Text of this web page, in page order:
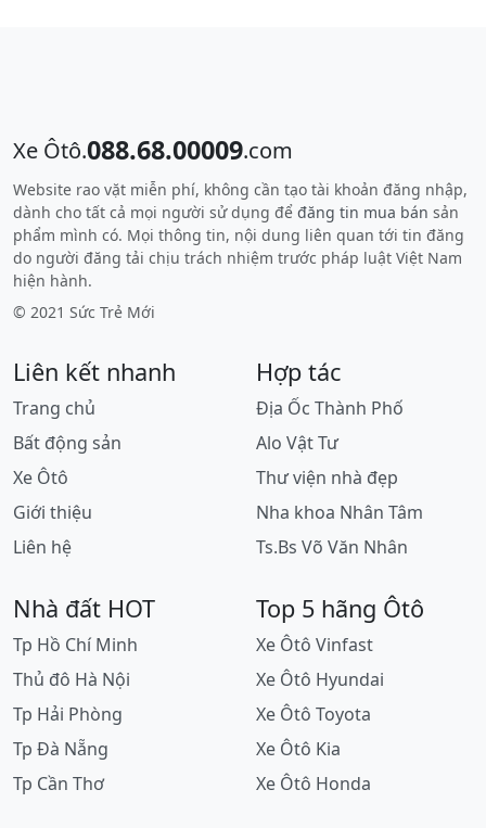
Xe Ôtô.088.68.00009.com
Website rao vặt miễn phí, không cần tạo tài khoản đăng nhập,
dành cho tất cả mọi người sử dụng để đăng tin mua bán sản
phẩm mình có. Mọi thông tin, nội dung liên quan tới tin đăng
do người đăng tải chịu trách nhiệm trước pháp luật Việt Nam
hiện hành.
© 2021 Sức Trẻ Mới
Liên kết nhanh
Trang chủ
Bất động sản
Xe Ôtô
Giới thiệu
Liên hệ
Hợp tác
Địa Ốc Thành Phố
Alo Vật Tư
Thư viện nhà đẹp
Nha khoa Nhân Tâm
Ts.Bs Võ Văn Nhân
Nhà đất HOT
Tp Hồ Chí Minh
Thủ đô Hà Nội
Tp Hải Phòng
Tp Đà Nẵng
Tp Cần Thơ
Top 5 hãng Ôtô
Xe Ôtô Vinfast
Xe Ôtô Hyundai
Xe Ôtô Toyota
Xe Ôtô Kia
Xe Ôtô Honda